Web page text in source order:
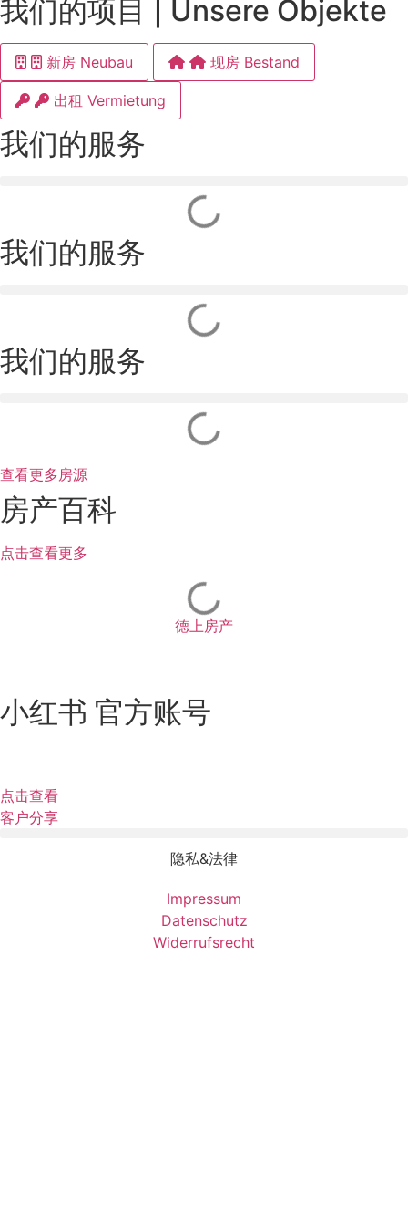
我们的项目 | Unsere Objekte
新房 Neubau 现房 Bestand
出租 Vermietung
我们的服务
我们的服务
我们的服务
查看更多房源
房产百科
点击查看更多
德上房产
小红书 官方账号
点击查看
客户分享
隐私&法律
Impressum
Datenschutz
Widerrufsrecht